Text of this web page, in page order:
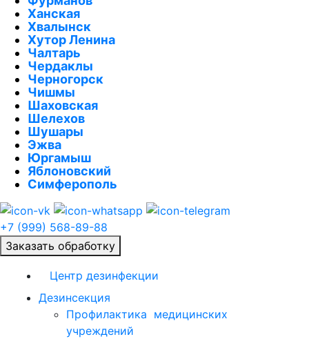
Ханская
Хвалынск
Хутор Ленина
Чалтарь
Чердаклы
Черногорск
Чишмы
Шаховская
Шелехов
Шушары
Эжва
Юргамыш
Яблоновский
Симферополь
+7 (999) 568-89-88
Заказать обработку
Центр дезинфекции
Дезинсекция
Профилактика медицинских
учреждений